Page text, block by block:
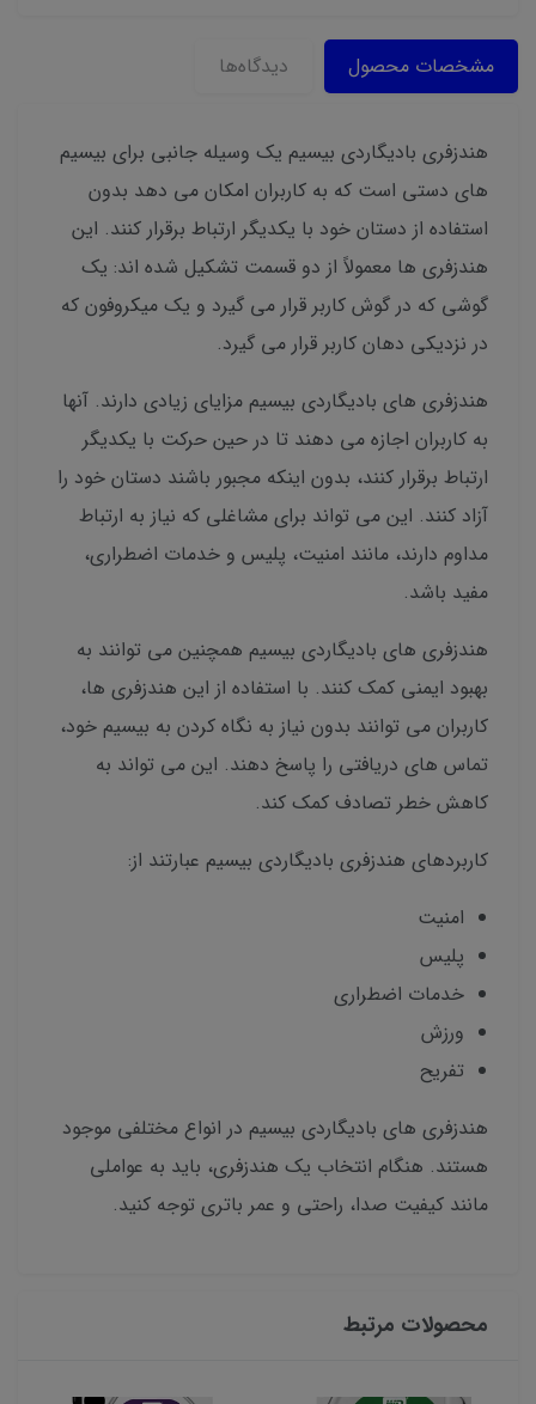
مشخصات محصول دیدگاه‌ها
هندزفری بادیگاردی بیسیم یک وسیله جانبی برای بیسیم
های دستی است که به کاربران امکان می دهد بدون
استفاده از دستان خود با یکدیگر ارتباط برقرار کنند. این
هندزفری ها معمولاً از دو قسمت تشکیل شده اند: یک
گوشی که در گوش کاربر قرار می گیرد و یک میکروفون که
در نزدیکی دهان کاربر قرار می گیرد.
هندزفری های بادیگاردی بیسیم مزایای زیادی دارند. آنها
به کاربران اجازه می دهند تا در حین حرکت با یکدیگر
ارتباط برقرار کنند، بدون اینکه مجبور باشند دستان خود را
آزاد کنند. این می تواند برای مشاغلی که نیاز به ارتباط
مداوم دارند، مانند امنیت، پلیس و خدمات اضطراری،
مفید باشد.
هندزفری های بادیگاردی بیسیم همچنین می توانند به
بهبود ایمنی کمک کنند. با استفاده از این هندزفری ها،
کاربران می توانند بدون نیاز به نگاه کردن به بیسیم خود،
تماس های دریافتی را پاسخ دهند. این می تواند به
کاهش خطر تصادف کمک کند.
کاربردهای هندزفری بادیگاردی بیسیم عبارتند از:
امنیت
پلیس
خدمات اضطراری
ورزش
تفریح
هندزفری های بادیگاردی بیسیم در انواع مختلفی موجود
هستند. هنگام انتخاب یک هندزفری، باید به عواملی
مانند کیفیت صدا، راحتی و عمر باتری توجه کنید.
محصولات مرتبط